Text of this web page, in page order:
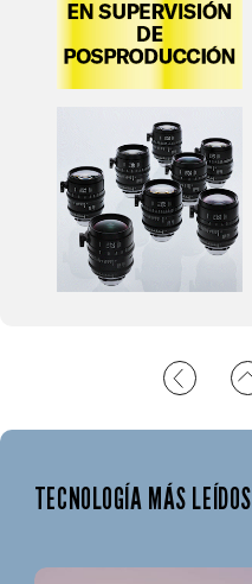
TECNOLOGÍA MÁS LEÍDOS